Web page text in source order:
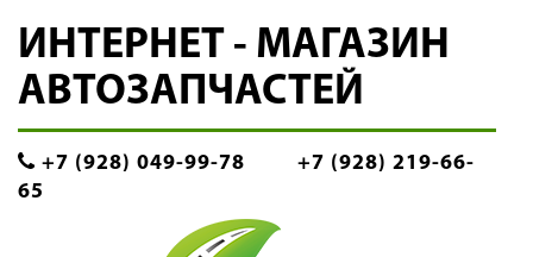
ИНТЕРНЕТ - МАГАЗИН
АВТОЗАПЧАСТЕЙ
+7 (928) 049-99-78
+7 (928) 219-66-
65